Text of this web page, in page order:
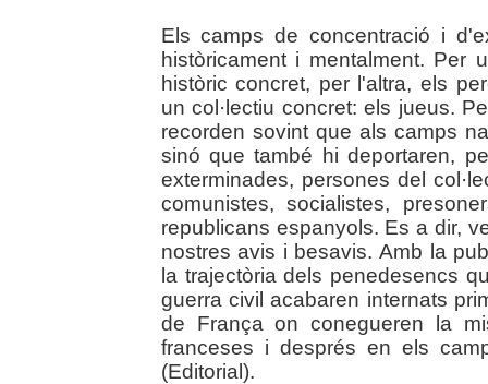
Els camps de concentració i
històricament i mentalment. Per
històric concret, per l'altra, els
un col·lectiu concret: els jueus.
recorden sovint que als camps
sinó que també hi deportaren,
exterminades, persones del
comunistes, socialistes,
republicans espanyols. Es a dir,
nostres avis i besavis. Amb la
la trajectòria dels penedesencs
guerra civil acabaren internats
de França on conegueren la
franceses i després en els
(Editorial).